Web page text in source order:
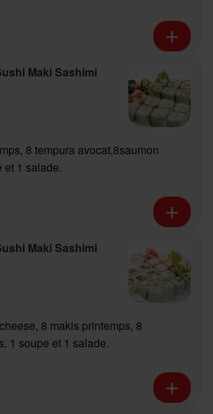
Maki Sashimi
8 tempura avocat,8saumon
et 1 salade.
Maki Sashimi
8 makis printemps, 8
1 soupe et 1 salade.